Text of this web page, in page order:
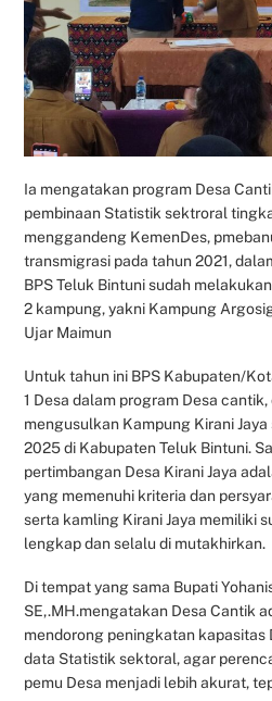
Ia mengatakan program Desa
pembinaan Statistik sektroral
menggandeng KemenDes,
transmigrasi pada tahun 2021,
BPS Teluk Bintuni sudah
2 kampung, yakni Kampung
Ujar Maimun
Untuk tahun ini BPS Kabupaten/
1 Desa dalam program Desa
mengusulkan Kampung Kirani
2025 di Kabupaten Teluk Bintuni.
pertimbangan Desa Kirani Jaya
yang memenuhi kriteria dan
serta kamling Kirani Jaya memiliki
lengkap dan selalu di mutakhirkan.
Di tempat yang sama Bupati
SE,.MH.mengatakan Desa Cantik
mendorong peningkatan kapasitas
data Statistik sektoral, agar
pemu Desa menjadi lebih akurat,